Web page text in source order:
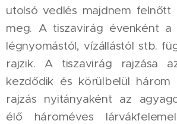
utolsó vedlés majdnem
meg. A tiszavirág évenként a
légnyomástól, vízállástól stb.
rajzik. A tiszavirág rajzása
kezdődik és körülbelül
rajzás nyitányaként az
élő hároméves